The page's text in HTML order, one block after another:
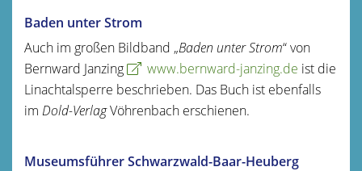
Baden unter Strom
Auch im großen Bildband „Baden unter Strom“ von
Bernward Janzing
www.bernward-janzing.de ist die
Linachtalsperre beschrieben. Das Buch ist ebenfalls
im Dold-VerlagVöhrenbach erschienen.
Museumsführer Schwarzwald-Baar-Heuberg